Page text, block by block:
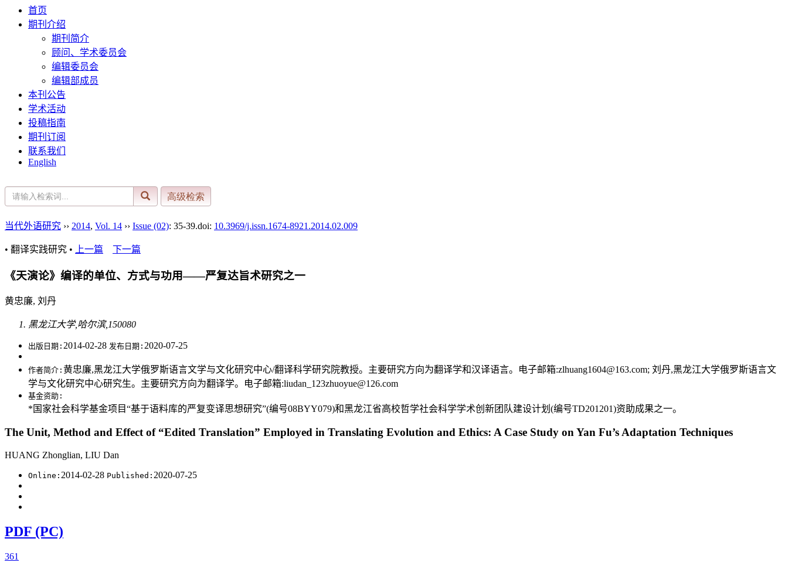
首页
期刊介绍
期刊简介
顾问、学术委员会
编辑委员会
编辑部成员
本刊公告
学术活动
投稿指南
期刊订阅
联系我们
English
当代外语研究 ›› 2014, Vol. 14 ›› Issue (02): 35-39.doi: 10.3969/j.issn.1674-8921.2014.02.009
• 翻译实践研究 • 上一篇 下一篇
《天演论》编译的单位、方式与功用——严复达旨术研究之一
黄忠廉, 刘丹
黑龙江大学,哈尔滨,150080
出版日期: 2014-02-28 发布日期: 2020-07-25
作者简介: 黄忠廉,黑龙江大学俄罗斯语言文学与文化研究中心/翻译科学研究院教授。主要研究方向为翻译学和汉译语言。电子邮箱:zlhuang1604@163.com; 刘丹,黑龙江大学俄罗斯语言文
学与文化研究中心研究生。主要研究方向为翻译学。电子邮箱:liudan_123zhuoyue@126.com
基金资助:
*国家社会科学基金项目“基于语料库的严复变译思想研究”(编号08BYY079)和黑龙江省高校哲学社会科学学术创新团队建设计划(编号TD201201)资助成果之一。
The Unit, Method and Effect of “Edited Translation” Employed in Translating Evolution and Ethics: A Case Study on Yan Fu’s Adaptation Techniques
HUANG Zhonglian, LIU Dan
Online: 2014-02-28 Published: 2020-07-25
PDF (PC)
361